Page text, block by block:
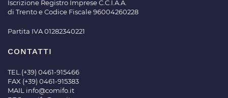
Iscrizione Registro Imprese C.C.I.A.A.
di Trento e Codice Fiscale 96004260228
Partita IVA 01282340221
CONTATTI
TEL.(+39) 0461-915466
FAX (+39) 0461-915383
MAIL info@comifo.it